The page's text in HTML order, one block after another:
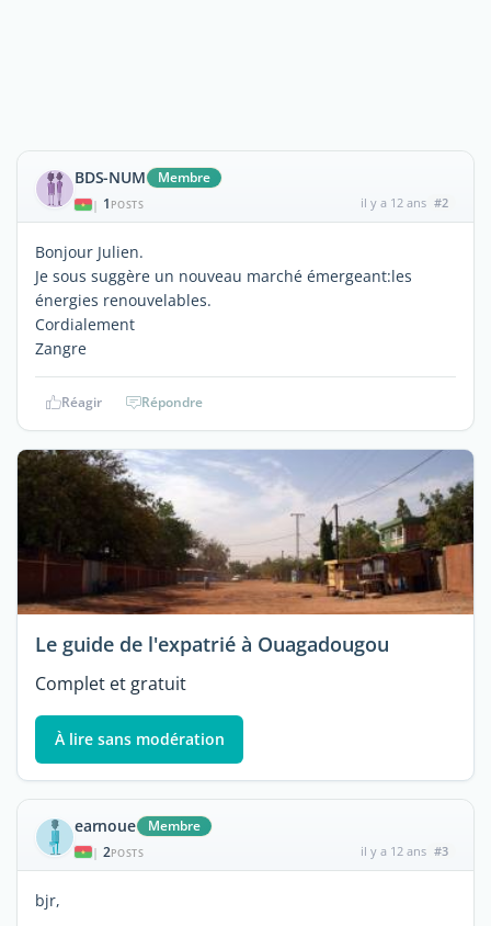
BDS-NUM Membre
| 1 POSTS il y a 12 ans #2
Bonjour Julien.
Je sous suggère un nouveau marché émergeant:les
énergies renouvelables.
Cordialement
Zangre
Réagir Répondre
Le guide de l'expatrié à Ouagadougou
Complet et gratuit
À lire sans modération
earnoue Membre
| 2POSTS il y a 12 ans #3
bjr,